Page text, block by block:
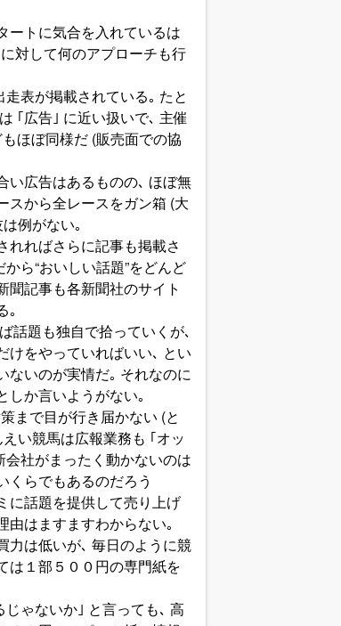
ートに気合を入れているは
対して何のアプローチも行
表が掲載されている｡ たと
｢広告｣ に近い扱いで､ 主催
ほぼ同様だ (販売面での協
い広告はあるものの､ ほぼ無
スから全レースをガン箱 (大
例がない｡
れればさらに記事も掲載さ
ら“おいしい話題”をどんど
聞記事も各新聞社のサイト
｡
話題も独自で拾っていくが､
けをやっていればいい､ とい
ないのが実情だ｡ それなのに
しか言いようがない｡
まで目が行き届かない (と
い競馬は広報業務も ｢オッ
社がまったく動かないのは
くらでもあるのだろう
に話題を提供して売り上げ
由はますますわからない｡
は低いが､ 毎日のように競
は１部５００円の専門紙を
ゃないか｣ と言っても､ 高